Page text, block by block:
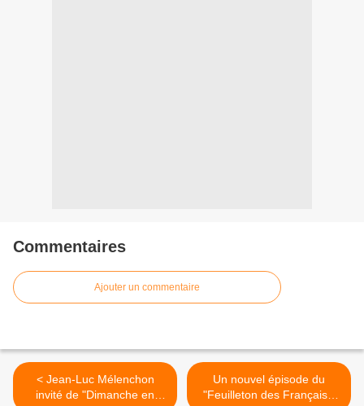
Commentaires
Ajouter un commentaire
< Jean-Luc Mélenchon
invité de "Dimanche en
Un nouvel épisode du
"Feuilleton des Français "